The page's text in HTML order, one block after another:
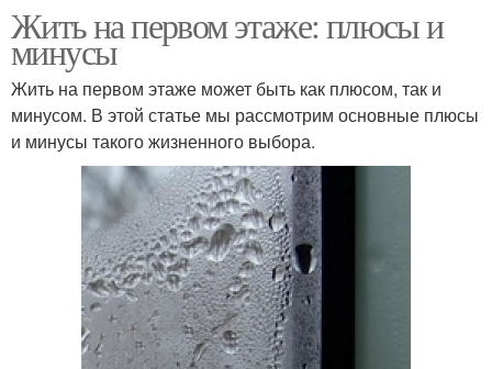
Жить на первом этаже: плюсы и
минусы
Жить на первом этаже может быть как плюсом, так и
минусом. В этой статье мы рассмотрим основные плюсы
и минусы такого жизненного выбора.